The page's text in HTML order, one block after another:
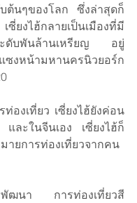
ต้นๆของโลก ซึ่งล่าสุดก็
ยงไฮ้กลายเป็นเมืองที่มี
ะดับพันล้านเหรียญ อยู่
ซงหน้ามหานครนิวยอร์ก
ท่องเที่ยว เซี่ยงไฮ้ยังค่อน
และในจีนเอง เซี่ยงไฮ้ก็
ายการท่องเที่ยวจากคน
พัฒนา การท่องเที่ยวสี